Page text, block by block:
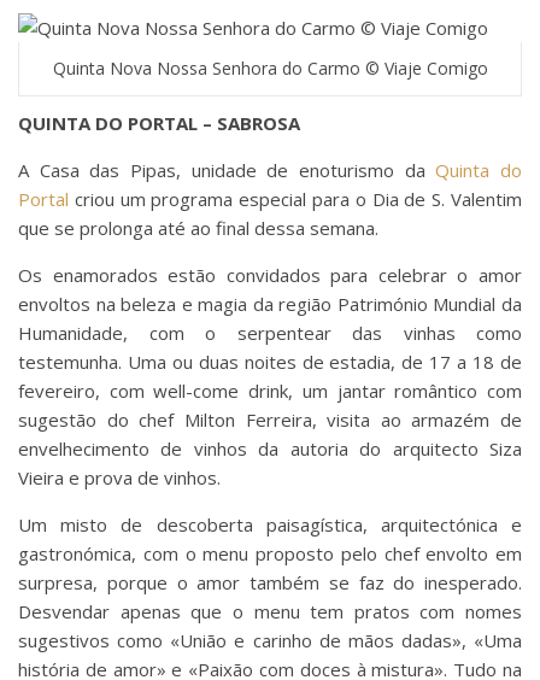
Quinta Nova Nossa Senhora do Carmo © Viaje Comigo
QUINTA DO PORTAL – SABROSA
A Casa das Pipas, unidade de enoturismo daQuinta do
Portal criou um programa especial para o Dia de S. Valentim
que se prolonga até ao final dessa semana.
Os enamorados estão convidados para celebrar o amor
envoltos na beleza e magia da região Património Mundial da
Humanidade, com o serpentear das vinhas como
testemunha. Uma ou duas noites de estadia, de 17 a 18 de
fevereiro, com well-come drink, um jantar romântico com
sugestão do chef Milton Ferreira, visita ao armazém de
envelhecimento de vinhos da autoria do arquitecto Siza
Vieira e prova de vinhos.
Um misto de descoberta paisagística, arquitectónica e
gastronómica, com o menu proposto pelo chef envolto em
surpresa, porque o amor também se faz do inesperado.
Desvendar apenas que o menu tem pratos com nomes
sugestivos como «União e carinho de mãos dadas», «Uma
história de amor» e «Paixão com doces à mistura». Tudo na